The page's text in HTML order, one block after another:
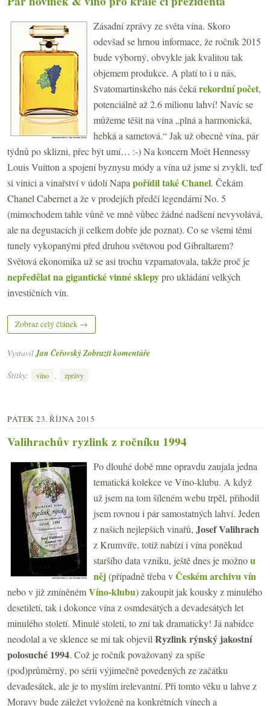
Zásadní zprávy ze světa vína. Skoro
odevšad se hrnou informace, že ročník 2015
bude výborný, obvykle jak kvalitou tak
objemem produkce. A platí to i u nás,
Svatomartinského nás čekárekordní počet,
potenciálně až 2.6 milionu lahví! Navíc se
můžeme těšit na vína „plná a harmonická,
hebká a sametová.“ Jak už obecně vína, pár
týdnů po sklizni, přec být umí… :-) Na koncern Moët Hennessy
Louis Vuitton a spojení byznysu módy a vína už jsme si zvykli, teď
si vinici a vinařství v údolí Napapořídil také Chanel. Čekám
Chanel Cabernet a že v prodejích předčí legendární No. 5
(mimochodem tahle vůně ve mně vůbec žádné nadšení nevyvolává,
ale na degustacích ji celkem dobře jde poznat). Co se všemi těmi
tunely vykopanými před druhou světovou pod Gibraltarem?
Světová ekonomika už se asi trochu vzpamatovala, takže proč je
nepředělat na gigantické vinné sklepypro ukládání velkých
investičních vín.
Zobraz celý článek →
VystavilJan ČeřovskýZobrazit komentáře
Štítky:
víno , zprávy
PÁTEK 23. ŘÍJNA 2015
Valihrachův ryzlink z ročníku 1994
Po dlouhé době mne opravdu zaujala jedna
tematická kolekce ve Víno-klubu. A když
už jsem na tom šíleném webu trpěl, přihodil
jsem rovnou i pár samostatných lahví. Jeden
z našich nejlepších vinařů, JosefValihrach
z Krumvíře, totiž nabízí i vína poněkud
staršího data vzniku, ještě dnes je možnou
něj(případně třeba vČeském archivu vín
nebo v již zmíněnémVíno-klubu) zakoupit jak kousky z minulého
desetiletí, tak i dokonce vína z osmdesátých a devadesátých let
minulého století. Minulé století, to zní tak dramaticky! Já nabídce
neodolal a ve sklence se mi tak objevil Ryzlink rýnský jakostní
polosuché 1994. Což je ročník považovaný za spíše
(pod)průměrný, po sérii výjimečně povedených ze začátku
devadesátek, ale je to myslím irelevantní. Při tomto věku u lahve z
Moravy bude záležet vyloženě na konkrétních vínech a